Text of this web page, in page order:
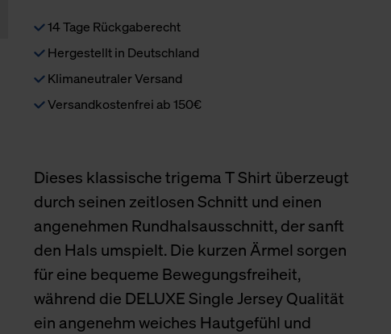
14 Tage Rückgaberecht
Hergestellt in Deutschland
Klimaneutraler Versand
Versandkostenfrei ab 150€
Dieses klassische trigema T Shirt überzeugt
durch seinen zeitlosen Schnitt und einen
angenehmen Rundhalsausschnitt, der sanft
den Hals umspielt. Die kurzen Ärmel sorgen
für eine bequeme Bewegungsfreiheit,
während die DELUXE Single Jersey Qualität
ein angenehm weiches Hautgefühl und